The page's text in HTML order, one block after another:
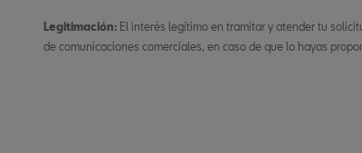
Legitimación: El interés legítimo en tramitar y atender tu
de comunicaciones comerciales, en caso de que lo hayas